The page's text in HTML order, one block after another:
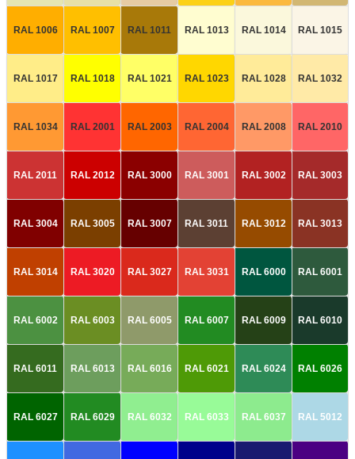
RAL 1006 RAL 1007 RAL 1011 RAL 1013 RAL 1014 RAL 1015
RAL 1017 RAL 1018 RAL 1021 RAL 1023 RAL 1028 RAL 1032
RAL 1034 RAL 2001 RAL 2003 RAL 2004 RAL 2008 RAL 2010
RAL 2011 RAL 2012 RAL 3000 RAL 3001 RAL 3002 RAL 3003
RAL 3004 RAL 3005 RAL 3007 RAL 3011 RAL 3012 RAL 3013
RAL 3014 RAL 3020 RAL 3027 RAL 3031 RAL 6000 RAL 6001
RAL 6002 RAL 6003 RAL 6005 RAL 6007 RAL 6009 RAL 6010
RAL 6011 RAL 6013 RAL 6016 RAL 6021 RAL 6024 RAL 6026
RAL 6027 RAL 6029 RAL 6032 RAL 6033 RAL 6037 RAL 5012